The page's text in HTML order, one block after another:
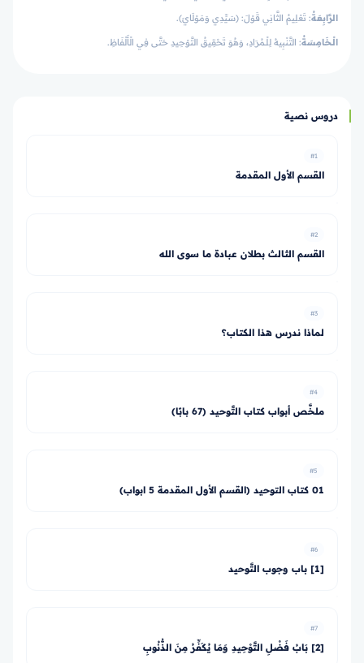
الرَّابِعَةُ: تَعْلِيمُ الثَّانِي قَوْلَ: (سَيِّدِي وَمَوْلَايَ).
الْـخَامِسَةُ: التَّنْبِيهُ لِلْـمُرَادِ، وَهُوَ تَحْقِيقُ التَّوْحِيدِ حَتَّى فِي الْأَلْفَاظِ.
دروس نصية
#1
القسم الأول المقدمة
#2
القسم الثالث بطلان عبادة ما سوى الله
#3
لماذا ندرس هذا الكتاب؟
#4
ملخَّص أبواب كتاب التَّوحيد (67 بابًا)
#5
01 كتاب التوحيد (القسم الأول المقدمة 5 ابواب)
#6
[1] باب وجوب التَّوحيد
#7
[2] بَابُ فَضْلِ التَّوْحِيدِ وَمَا يُكَفِّرُ مِنَ الذُّنُوبِ